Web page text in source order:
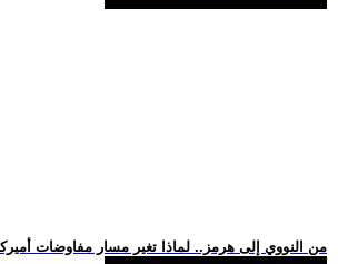
.. من النووي إلى هرمز.. لماذا تغير مسار مفاوضات